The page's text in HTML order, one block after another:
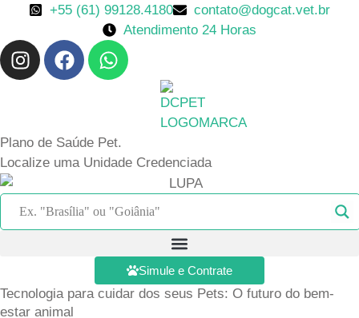
o
conteúdo
+55 (61) 99128.4180
contato@dogcat.vet.br
Atendimento 24 Horas
I
n
g
r
a
m
F
a
o
o
k
W
h
a
p
p
Plano de Saúde Pet.
Localize uma Unidade Credenciada
Simule e Contrate
Tecnologia para cuidar dos seus Pets: O futuro do bem-
estar animal